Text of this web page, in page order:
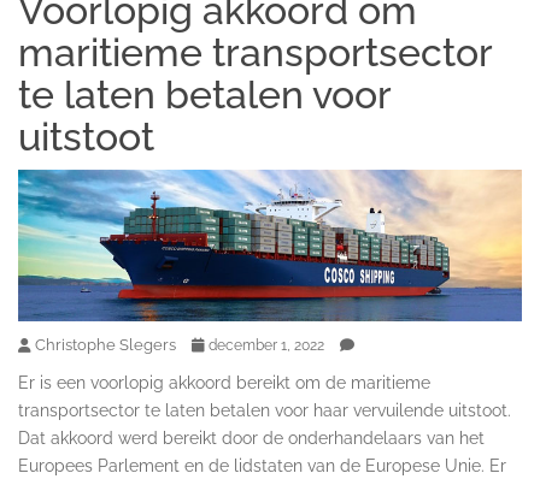
Voorlopig akkoord om
maritieme transportsector
te laten betalen voor
uitstoot
Christophe Slegers december 1, 2022
Er is een voorlopig akkoord bereikt om de maritieme
transportsector te laten betalen voor haar vervuilende uitstoot.
Dat akkoord werd bereikt door de onderhandelaars van het
Europees Parlement en de lidstaten van de Europese Unie. Er